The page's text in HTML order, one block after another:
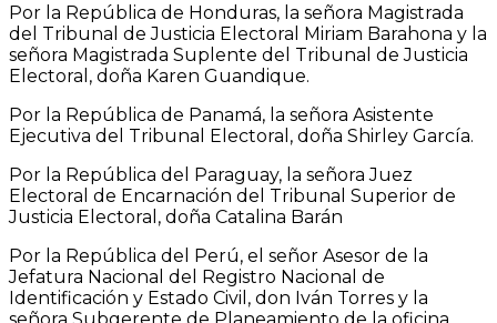
Por la República de Honduras, la señora Magistrada
del Tribunal de Justicia Electoral Miriam Barahona y la
señora Magistrada Suplente del Tribunal de Justicia
Electoral, doña Karen Guandique.
Por la República de Panamá, la señora Asistente
Ejecutiva del Tribunal Electoral, doña Shirley García.
Por la República del Paraguay, la señora Juez
Electoral de Encarnación del Tribunal Superior de
Justicia Electoral, doña Catalina Barán
Por la República del Perú, el señor Asesor de la
Jefatura Nacional del Registro Nacional de
Identificación y Estado Civil, don Iván Torres y la
señora Subgerente de Planeamiento de la oficina